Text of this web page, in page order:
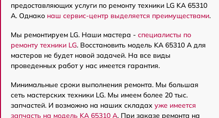
предоставляющих услуги по ремонту техники LG KA 65310
A. Однако наш сервис-центр выделяется преимуществами.
Мы ремонтируем LG. Наши мастера - специалисты по
ремонту техники LG. Восстановить модель KA 65310 A для
мастеров не будет новой задачей. На все виды
проведенных работ у нас имеется гарантия.
Минимальные сроки выполнения ремонта. Мы большая
сеть мастерских техники LG. Мы имеем более 20 тыс.
запчастей. И возможно на наших складах уже имеется
запчасть на модель KA 65310 A. При заказе ремонта на